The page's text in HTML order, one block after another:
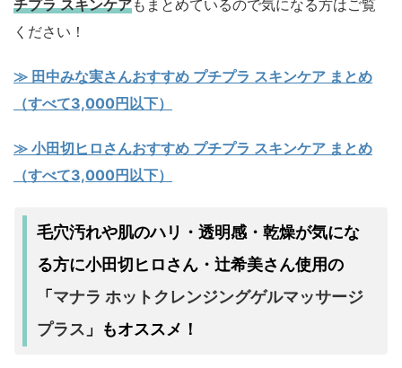
チプラ スキンケアもまとめているので気になる方はご覧
ください！
≫ 田中みな実さんおすすめ プチプラ スキンケア まとめ
（すべて3,000円以下）
≫ 小田切ヒロさんおすすめ プチプラ スキンケア まとめ
（すべて3,000円以下）
毛穴汚れや肌のハリ・透明感・乾燥が気にな
る方に小田切ヒロさん・辻希美さん使用の
「 マナラ ホットクレンジングゲルマッサージ
プラス 」もオススメ！